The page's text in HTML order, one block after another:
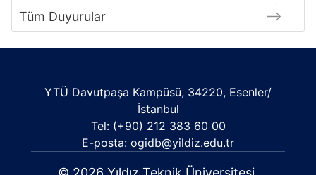
Tüm Duyurular
YTÜ Davutpaşa Kampüsü, 34220, Esenler/
İstanbul
Tel: (+90) 212 383 60 00
E-posta: ogidb@yildiz.edu.tr